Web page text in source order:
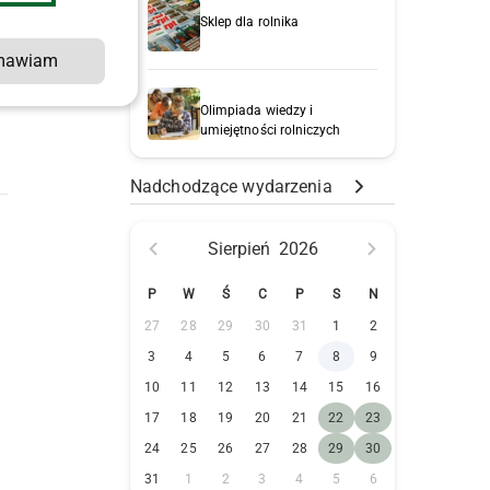
Sklep dla rolnika
Olimpiada wiedzy i
umiejętności rolniczych
Nadchodzące wydarzenia
Sierpień 2026
P W Ś C P S N
27 28 29 30 31 1
2
3
4 5 6 7 8
9
10
11 12 13 14 15
16
17
18 19 20 21 22
23
24
25 26 27 28 29
30
31
1 2 3 4 5 6